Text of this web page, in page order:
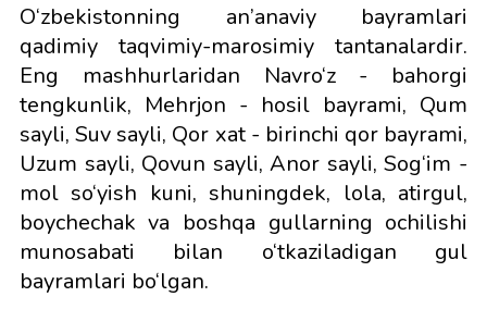
O‘zbekistonning an’anaviy bayramlari
qadimiy taqvimiy-marosimiy tantanalardir.
Eng mashhurlaridan Navro‘z - bahorgi
tengkunlik, Mehrjon - hosil bayrami, Qum
sayli, Suv sayli, Qor xat - birinchi qor bayrami,
Uzum sayli, Qovun sayli, Anor sayli, Sog‘im -
mol so‘yish kuni, shuningdek, lola, atirgul,
boychechak va boshqa gullarning ochilishi
munosabati bilan o‘tkaziladigan gul
bayramlari bo‘lgan.